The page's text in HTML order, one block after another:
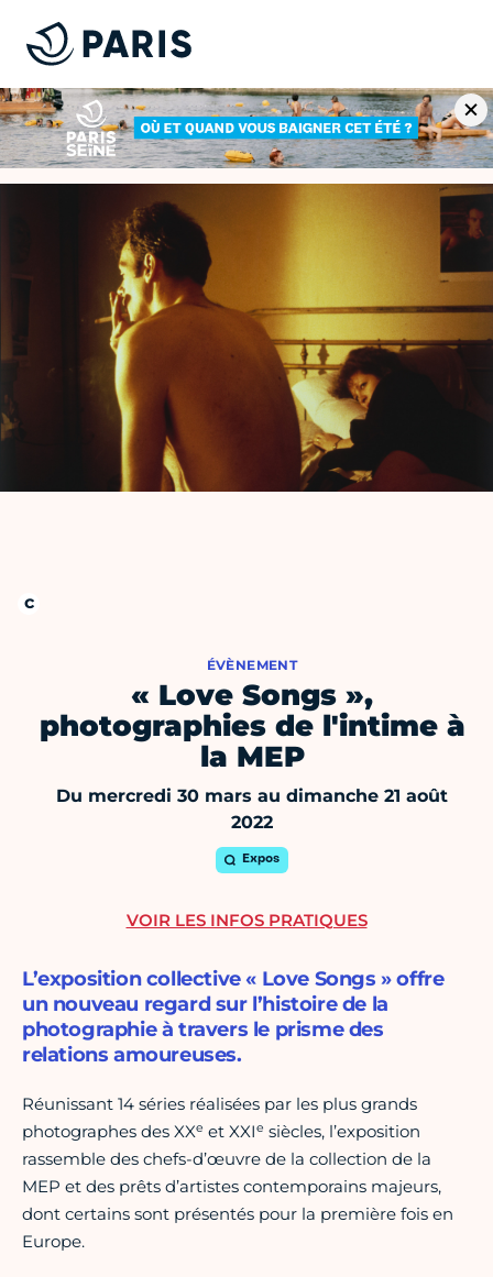
ÉVÈNEMENT
« Love Songs »,
photographies de l'intime à
la MEP
Du mercredi 30 mars au dimanche 21 août
2022
Expos
L’exposition collective « Love Songs » offre
un nouveau regard sur l’histoire de la
photographie à travers le prisme des
relations amoureuses.
Réunissant 14 séries réalisées par les plus grands
photographes des XXe et XXIe siècles, l’exposition
rassemble des chefs-d’œuvre de la collection de la
MEP et des prêts d’artistes contemporains majeurs,
dont certains sont présentés pour la première fois en
Europe.
VOIR LES INFOS PRATIQUES